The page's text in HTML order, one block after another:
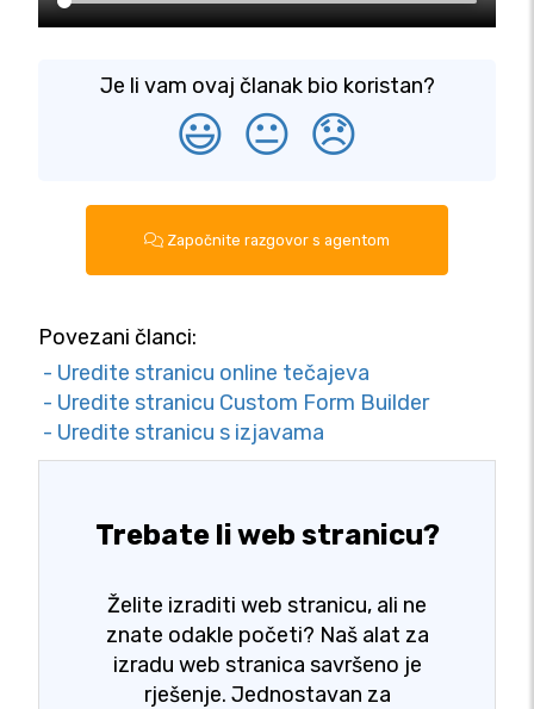
Je li vam ovaj članak bio koristan?
😃 😐 😞
Započnite razgovor s agentom
Povezani članci:
- Uredite stranicu online tečajeva
- Uredite stranicu Custom Form Builder
- Uredite stranicu s izjavama
Trebate li web stranicu?
Želite izraditi web stranicu, ali ne
znate odakle početi? Naš alat za
izradu web stranica savršeno je
rješenje. Jednostavan za